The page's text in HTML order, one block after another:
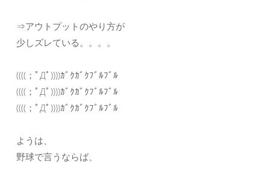
⇒アウトプットのやり方が
少しズレている。。。。
((((；ﾟДﾟ))))ｶﾞｸｶﾞｸﾌﾞﾙﾌﾞﾙ
((((；ﾟДﾟ))))ｶﾞｸｶﾞｸﾌﾞﾙﾌﾞﾙ
((((；ﾟДﾟ))))ｶﾞｸｶﾞｸﾌﾞﾙﾌﾞﾙ
ようは、
野球で言うならば、